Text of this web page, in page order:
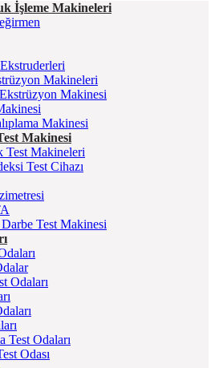
İşleme Makineleri
Makineleri
Makinesi
Makinesi
Makinesi
Test Makineleri
Test Cihazı
Test Makinesi
Odaları
Test Odaları
Odası